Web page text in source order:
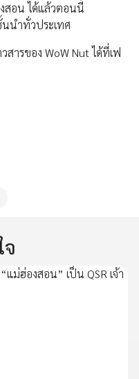
สอน ได้แล้วตอนนี้
นำทั่วประเทศ
ารของ WoW Nut ได้ที่เฟ